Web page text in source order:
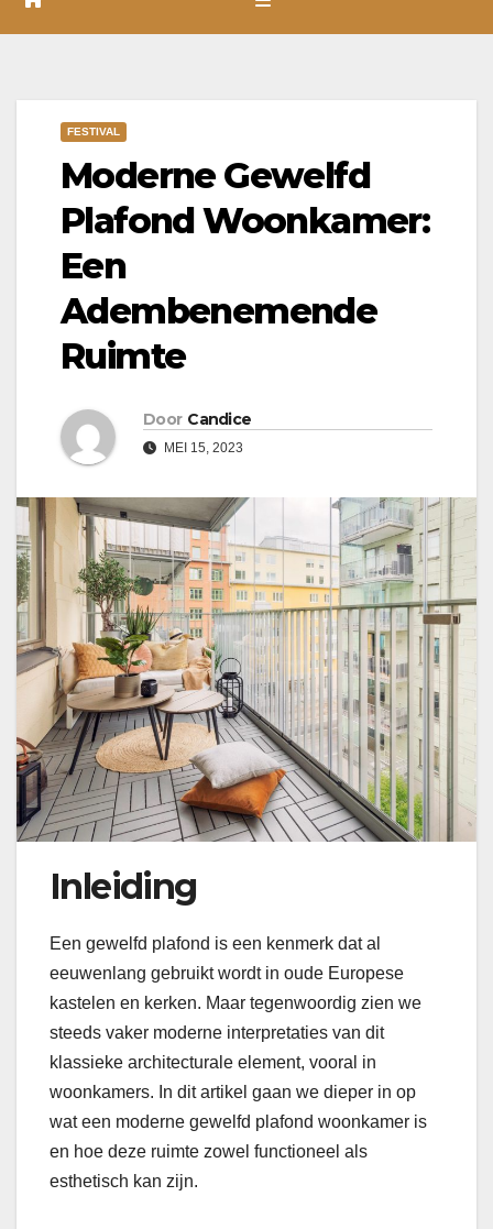
FESTIVAL
Moderne Gewelfd
Plafond Woonkamer:
Een
Adembenemende
Ruimte
Door Candice
MEI 15, 2023
Inleiding
Een gewelfd plafond is een kenmerk dat al
eeuwenlang gebruikt wordt in oude Europese
kastelen en kerken. Maar tegenwoordig zien we
steeds vaker moderne interpretaties van dit
klassieke architecturale element, vooral in
woonkamers. In dit artikel gaan we dieper in op
wat een moderne gewelfd plafond woonkamer is
en hoe deze ruimte zowel functioneel als
esthetisch kan zijn.